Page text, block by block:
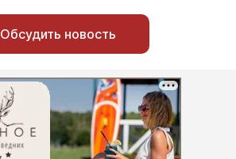
Обсудить новость